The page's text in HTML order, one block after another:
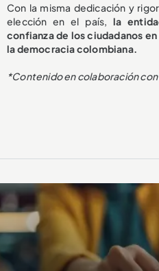
Con la misma dedicación y
elección en el país, la
confianza de los ciudadanos
la democracia colombiana.
*Contenido en colaboración con